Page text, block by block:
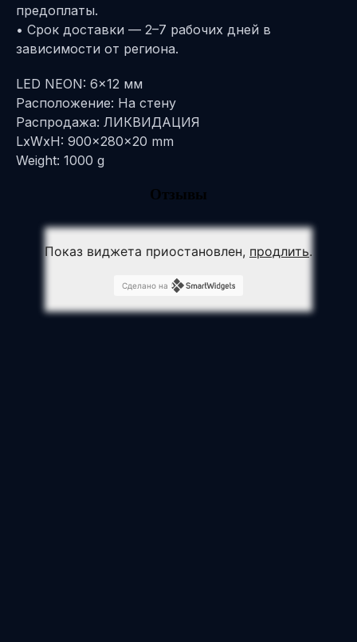
предоплаты.
• Срок доставки — 2–7 рабочих дней в
зависимости от региона.
LED NEON: 6x12 мм
Расположение: На стену
Распродажа: ЛИКВИДАЦИЯ
LxWxH: 900x280x20 mm
Weight: 1000 g
Отзывы